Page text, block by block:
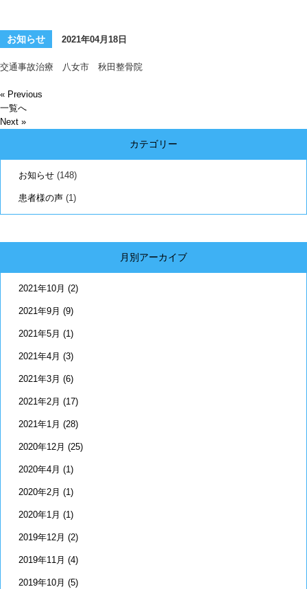
お知らせ 2021年04月18日
交通事故治療 八女市 秋田整骨院
« Previous
一覧へ
Next »
カテゴリー
お知らせ (148)
患者様の声 (1)
月別アーカイブ
2021年10月 (2)
2021年9月 (9)
2021年5月 (1)
2021年4月 (3)
2021年3月 (6)
2021年2月 (17)
2021年1月 (28)
2020年12月 (25)
2020年4月 (1)
2020年2月 (1)
2020年1月 (1)
2019年12月 (2)
2019年11月 (4)
2019年10月 (5)